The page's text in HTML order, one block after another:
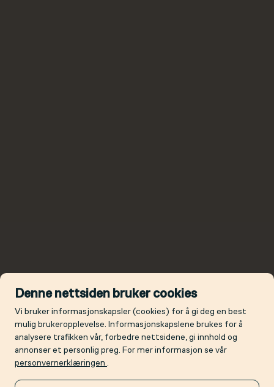
Denne nettsiden bruker cookies
Vi bruker informasjonskapsler (cookies) for å gi deg en best
mulig brukeropplevelse. Informasjonskapslene brukes for å
analysere trafikken vår, forbedre nettsidene, gi innhold og
annonser et personlig preg. For mer informasjon se vår
personvernerklæringen .